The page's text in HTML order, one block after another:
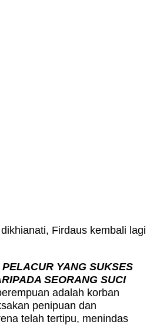
Firdaus kembali lagi
YANG SUKSES
SEORANG SUCI
adalah korban
penipuan dan
telah tertipu, menindas